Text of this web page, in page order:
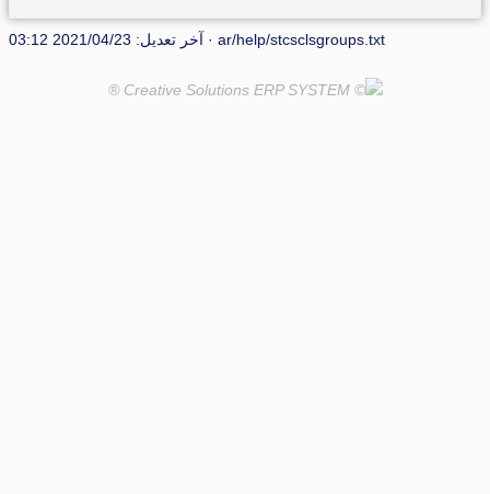
ar/help/stcsclsgroups.txt · آخر تعديل: 2021/04/23 03:12